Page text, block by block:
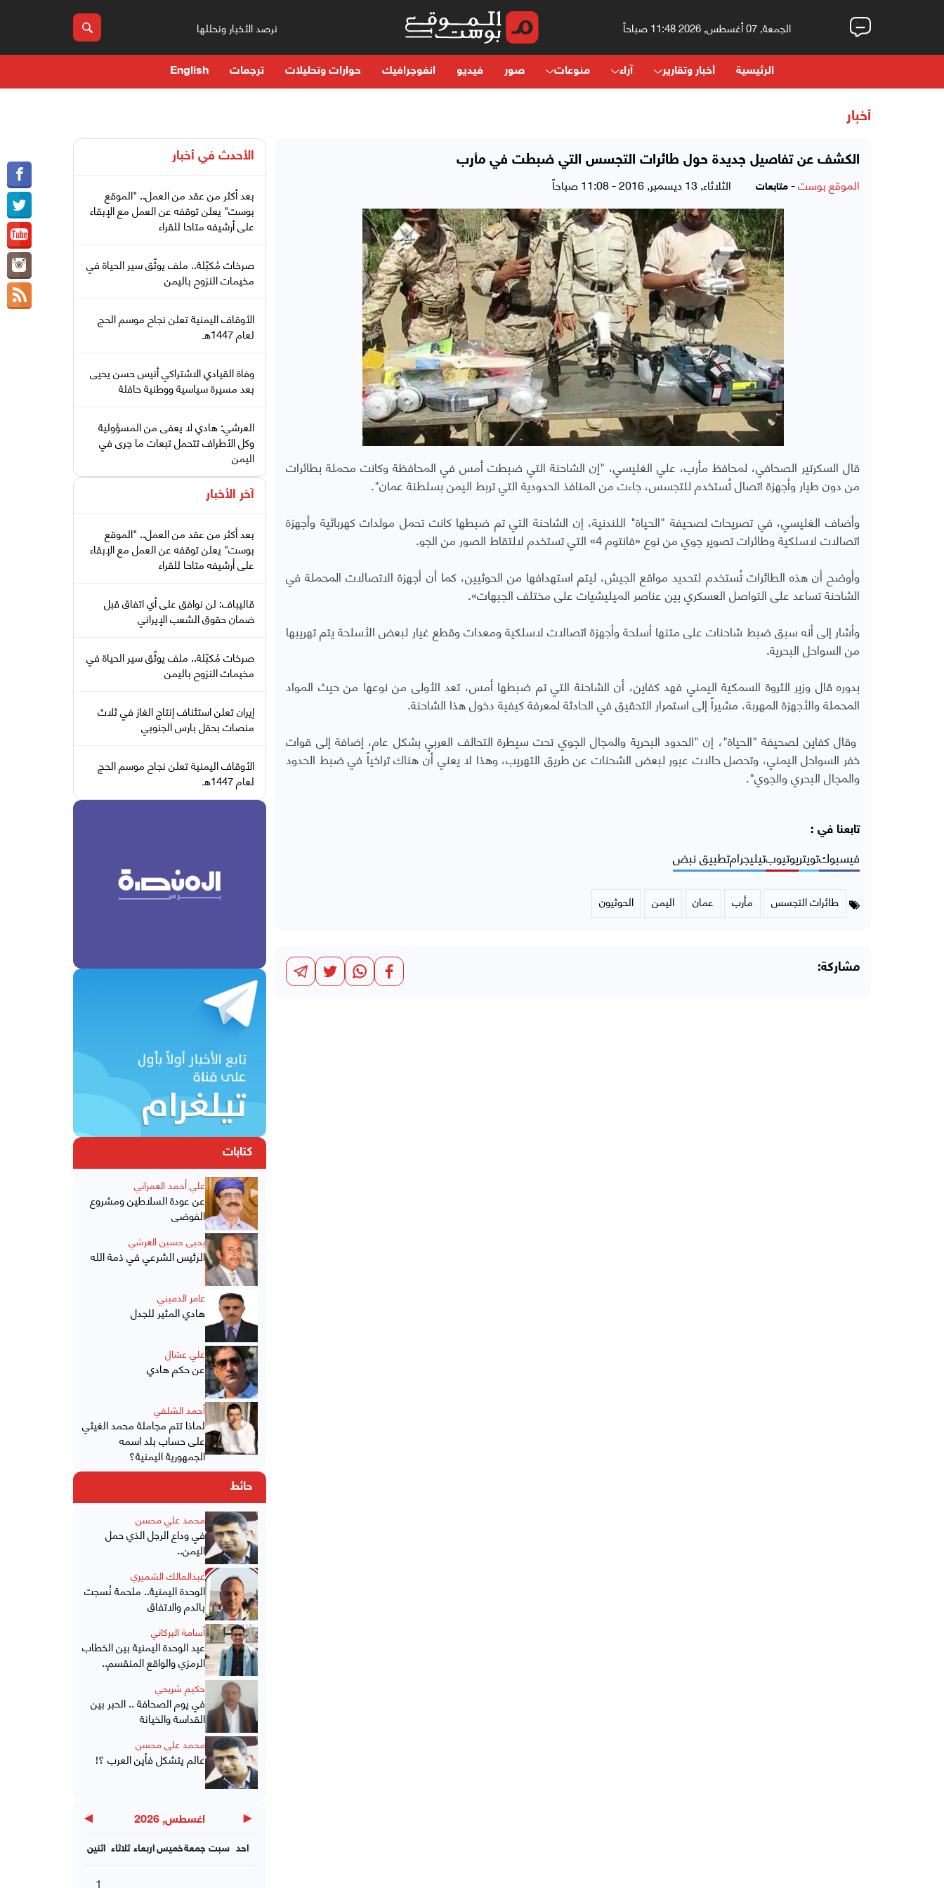
الجمعة, 07 أغسطس, 2026 11:48 صباحاً نرصد الأخبار ونحللها
الرئيسية أخبار وتقارير آراء منوعات صور فيديو انفوجرافيك حوارات وتحليلات ترجمات English
أخبار
الكشف عن تفاصيل جديدة حول طائرات التجسس التي ضبطت في مأرب
الموقع بوست- متابعات الثلاثاء, 13 ديسمبر, 2016 - 11:08 صباحاً
قال السكرتير الصحافي، لمحافظ مأرب، علي الغليسي، "إن الشاحنة التي ضبطت أمس في المحافظة وكانت محملة بطائرات
من دون طيار وأجهزة اتصال تُستخدم للتجسس، جاءت من المنافذ الحدودية التي تربط اليمن بسلطنة عمان".
وأضاف الغليسي، في تصريحات لصحيفة "الحياة" اللندنية، إن الشاحنة التي تم ضبطها كانت تحمل مولدات كهربائية وأجهزة
اتصالات لاسلكية وطائرات تصوير جوي من نوع «فانتوم 4» التي تستخدم لالتقاط الصور من الجو.
وأوضح أن هذه الطائرات تُستخدم لتحديد مواقع الجيش، ليتم استهدافها من الحوثيين، كما أن أجهزة الاتصالات المحملة في
الشاحنة تساعد على التواصل العسكري بين عناصر الميليشيات على مختلف الجبهات».
وأشار إلى أنه سبق ضبط شاحنات على متنها أسلحة وأجهزة اتصالات لاسلكية ومعدات وقطع غيار لبعض الأسلحة يتم تهريبها
من السواحل البحرية.
بدوره قال وزير الثروة السمكية اليمني فهد كفاين، أن الشاحنة التي تم ضبطها أمس، تعد الأولى من نوعها من حيث المواد
المحملة والأجهزة المهربة، مشيراً إلى استمرار التحقيق في الحادثة لمعرفة كيفية دخول هذا الشاحنة.
وقال كفاين لصحيفة "الحياة"، إن "الحدود البحرية والمجال الجوي تحت سيطرة التحالف العربي بشكل عام، إضافة إلى قوات
خفر السواحل اليمني، وتحصل حالات عبور لبعض الشحنات عن طريق التهريب، وهذا لا يعني أن هناك تراخياً في ضبط الحدود
والمجال البحري والجوي".
تابعنا في :
فيسبوكتويتريوتيوبتيليجرامتطبيق نبض
طائرات التجسس مأرب عمان اليمن الحوثيون
مشاركة:
الأحدث في أخبار
بعد أكثر من عقد من العمل.. "الموقع
بوست" يعلن توقفه عن العمل مع الإبقاء
على أرشيفه متاحا للقراء
صرخات مُكبّلة.. ملف يوثّق سير الحياة في
مخيمات النزوح باليمن
الأوقاف اليمنية تعلن نجاح موسم الحج
لعام 1447هـ
وفاة القيادي الاشتراكي أنيس حسن يحيى
بعد مسيرة سياسية ووطنية حافلة
العرشي: هادي لا يعفى من المسؤولية
وكل الأطراف تتحمل تبعات ما جرى في
اليمن
آخر الأخبار
بعد أكثر من عقد من العمل.. "الموقع
بوست" يعلن توقفه عن العمل مع الإبقاء
على أرشيفه متاحا للقراء
قاليباف: لن نوافق على أي اتفاق قبل
ضمان حقوق الشعب الإيراني
صرخات مُكبّلة.. ملف يوثّق سير الحياة في
مخيمات النزوح باليمن
إيران تعلن استئناف إنتاج الغاز في ثلاث
منصات بحقل بارس الجنوبي
الأوقاف اليمنية تعلن نجاح موسم الحج
لعام 1447هـ
كتابات
علي أحمد العمراني
عن عودة السلاطين ومشروع
الفوضى
يحيى حسين العرشي
الرئيس الشرعي في ذمة الله
عامر الدميني
هادي المثير للجدل
علي عشال
عن حكم هادي
أحمد الشلفي
لماذا تتم مجاملة محمد الغيثي
على حساب بلد اسمه
الجمهورية اليمنية؟
حائط
محمد علي محسن
في وداع الرجل الذي حمل
اليمن..
عبدالمالك الشميري
الوحدة اليمنية.. ملحمة نُسجت
بالدم والاتفاق
أسامة البركاني
عيد الوحدة اليمنية بين الخطاب
الرمزي والواقع المنقسم..
حكيم شريحي
في يوم الصحافة .. الحبر بين
القداسة والخيانة
محمد علي محسن
عالم يتشكل فأين العرب ؟!
◀ اغسطس, 2026 ▶
اثنين ثلاثاء اربعاءخميسجمعة سبت احد
1